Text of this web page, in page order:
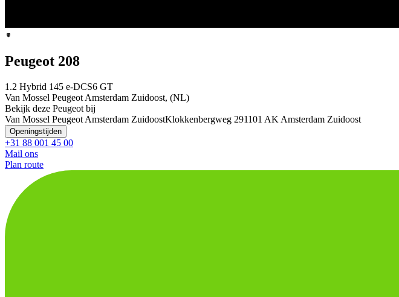
Peugeot 208
1.2 Hybrid 145 e-DCS6 GT
Van Mossel Peugeot Amsterdam Zuidoost, (NL)
Bekijk deze Peugeot bij
Van Mossel Peugeot Amsterdam ZuidoostKlokkenbergweg 291101 AK Amsterdam Zuidoost
Openingstijden
+31 88 001 45 00
Mail ons
Plan route